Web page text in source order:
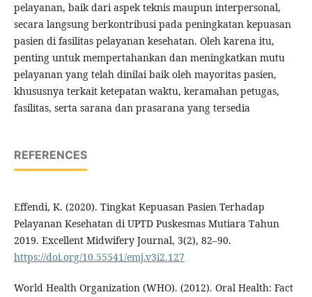
pelayanan, baik dari aspek teknis maupun interpersonal,
secara langsung berkontribusi pada peningkatan kepuasan
pasien di fasilitas pelayanan kesehatan. Oleh karena itu,
penting untuk mempertahankan dan meningkatkan mutu
pelayanan yang telah dinilai baik oleh mayoritas pasien,
khususnya terkait ketepatan waktu, keramahan petugas,
fasilitas, serta sarana dan prasarana yang tersedia
REFERENCES
Effendi, K. (2020). Tingkat Kepuasan Pasien Terhadap
Pelayanan Kesehatan di UPTD Puskesmas Mutiara Tahun
2019. Excellent Midwifery Journal, 3(2), 82–90.
https://doi.org/10.55541/emj.v3i2.127
World Health Organization (WHO). (2012). Oral Health: Fact